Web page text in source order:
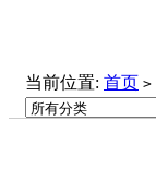
当前位置: 首页 >